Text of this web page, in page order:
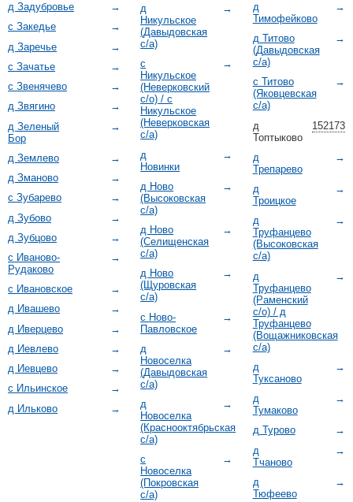
→
д Задубровье
→
с Закедье
→
д Заречье
→
с Зачатье
→
с Звенячево
→
д Звягино
→
д Зеленый
Бор
→
д Землево
→
д Зманово
→
с Зубарево
→
д Зубово
→
д Зубцово
→
с Иваново-
Рудаково
→
с Ивановское
→
д Ивашево
→
д Иверцево
→
д Иевлево
→
д Иевцево
→
с Ильинское
→
д Ильково
→
д
Никульское
(Давыдовская
с/а)
→
с
Никульское
(Неверковский
с/о) / с
Никульское
(Неверковская
с/а)
→
д
Новинки
→
д Ново
(Высоковская
с/а)
→
д Ново
(Селищенская
с/а)
→
д Ново
(Щуровская
с/а)
→
с Ново-
Павловское
→
д
Новоселка
(Давыдовская
с/а)
→
д
Новоселка
(Краснооктябрьская
с/а)
→
с
Новоселка
(Покровская
с/а)
→
д
Тимофейково
→
д Титово
(Давыдовская
с/а)
→
с Титово
(Яковцевская
с/а)
152173
д
Топтыково
→
д
Трепарево
→
д
Троицкое
→
д
Труфанцево
(Высоковская
с/а)
→
д
Труфанцево
(Раменский
с/о) / д
Труфанцево
(Вощажниковская
с/а)
→
д
Туксаново
→
д
Тумаково
→
д Турово
→
д
Тчаново
→
д
Тюфеево